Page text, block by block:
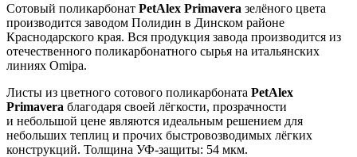
Сотовый поликарбонат PetAlex Primavera зелёного цвета
производится заводом Полидин в Динском районе
Краснодарского края. Вся продукция завода производится из
отечественного поликарбонатного сырья на итальянских
линиях Omipa.
Листы из цветного сотового поликарбоната PetAlex
Primavera благодаря своей лёгкости, прозрачности
и небольшой цене являются идеальным решением для
небольших теплиц и прочих быстровозводимых лёгких
конструкций. Толщина УФ-защиты: 54 мкм.